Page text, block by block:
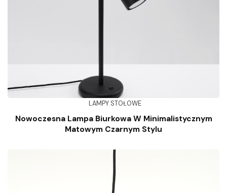
LAMPY STOŁOWE
Nowoczesna Lampa Biurkowa W Minimalistycznym
Matowym Czarnym Stylu